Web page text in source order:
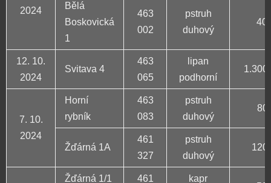
2024
Bělá
Boskovická
1
463
002
pstruh
duhový
40
12. 10.
2024
Svitava 4
463
065
lipan
podhorní
1.300
7. 10.
2024
Horní
rybník
463
083
pstruh
duhový
80
Žďárná 1A
461
327
pstruh
duhový
120
Žďárná 1/1
461
kapr